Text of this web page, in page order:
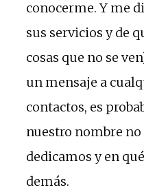
conocerme. Y me
sus servicios y de
cosas que no se
un mensaje a
contactos, es
nuestro nombre no
dedicamos y en
demás.